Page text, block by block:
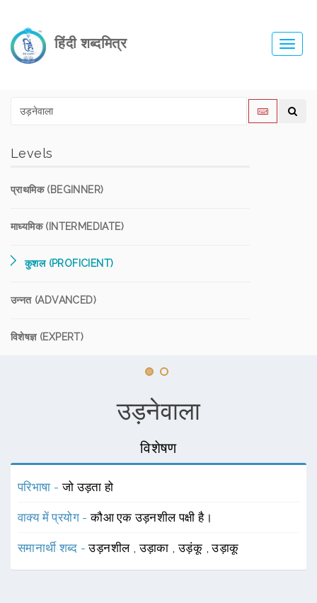
हिंदी शब्दमित्र
Levels
प्राथमिक (BEGINNER)
माध्यमिक (INTERMEDIATE)
कुशल (PROFICIENT)
उन्नत (ADVANCED)
विशेषज्ञ (EXPERT)
उड़नेवाला
विशेषण
परिभाषा -जो उड़ता हो
वाक्य में प्रयोग -कौआ एक उड़नशील पक्षी है।
समानार्थी शब्द -उड़नशील ,उड़ाका ,उड़ंकू ,उड़ाकू